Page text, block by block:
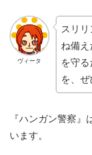
ヴィータ
スリ
ね備
を守
を、ぜ
『ハンガン警察』
います。